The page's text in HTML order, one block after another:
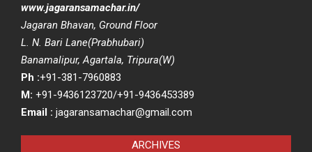
www.jagaransamachar.in/
Jagaran Bhavan, Ground Floor
L. N. Bari Lane(Prabhubari)
Banamalipur, Agartala, Tripura(W)
Ph :+91-381-7960883
M: +91-9436123720/+91-9436453389
Email : jagaransamachar@gmail.com
ARCHIVES